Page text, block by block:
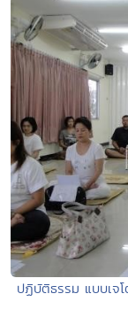
ปฏิบัติธรรม แบบเ